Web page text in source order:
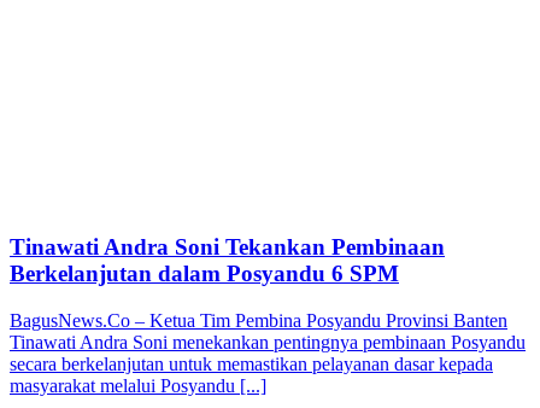
Tinawati Andra Soni Tekankan Pembinaan
Berkelanjutan dalam Posyandu 6 SPM
BagusNews.Co – Ketua Tim Pembina Posyandu Provinsi Banten
Tinawati Andra Soni menekankan pentingnya pembinaan Posyandu
secara berkelanjutan untuk memastikan pelayanan dasar kepada
masyarakat melalui Posyandu [...]